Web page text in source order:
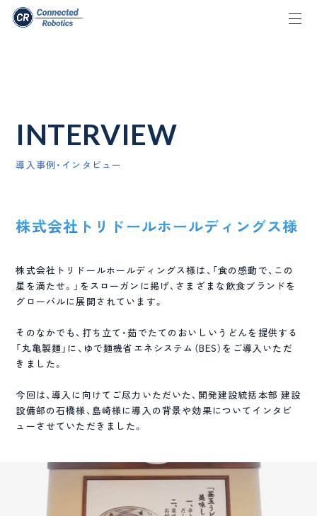
導入事例・インタビュー
INTERVIEW
株式会社トリドールホールディングス様
株式会社トリドールホールディングス様は、「食の感動で、この
星を満たせ。」をスローガンに掲げ、さまざまな飲食ブランドを
グローバルに展開されています。
そのなかでも、打ち立て・茹でたてのおいしいうどんを提供する
「丸亀製麺」に、ゆで麺機省エネシステム（BES）をご導入いただ
きました。
今回は、導入に向けてご尽力いただいた、開発建設統括本部 建設
設備部の石橋様、島崎様に導入の背景や効果についてインタビ
ューさせていただきました。